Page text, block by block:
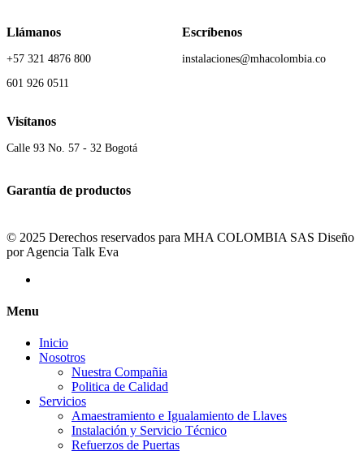
Llámanos
+57 321 4876 800
601 926 0511
Escríbenos
instalaciones@mhacolombia.co
Visítanos
Calle 93 No. 57 - 32 Bogotá
Garantía de productos
© 2025 Derechos reservados para MHA COLOMBIA SAS Diseño
por Agencia Talk Eva
Menu
Inicio
Nosotros
Nuestra Compañia
Politica de Calidad
Servicios
Amaestramiento e Igualamiento de Llaves
Instalación y Servicio Técnico
Refuerzos de Puertas